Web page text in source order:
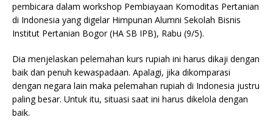
pembicara dalam workshop Pembiayaan Komoditas Pertanian
di Indonesia yang digelar Himpunan Alumni Sekolah Bisnis
Institut Pertanian Bogor (HA SB IPB), Rabu (9/5).
Dia menjelaskan pelemahan kurs rupiah ini harus dikaji dengan
baik dan penuh kewaspadaan. Apalagi, jika dikomparasi
dengan negara lain maka pelemahan rupiah di Indonesia justru
paling besar. Untuk itu, situasi saat ini harus dikelola dengan
baik.